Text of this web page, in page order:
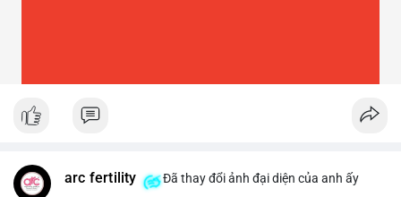
arc fertility Đã thay đổi ảnh đại diện của anh ấy